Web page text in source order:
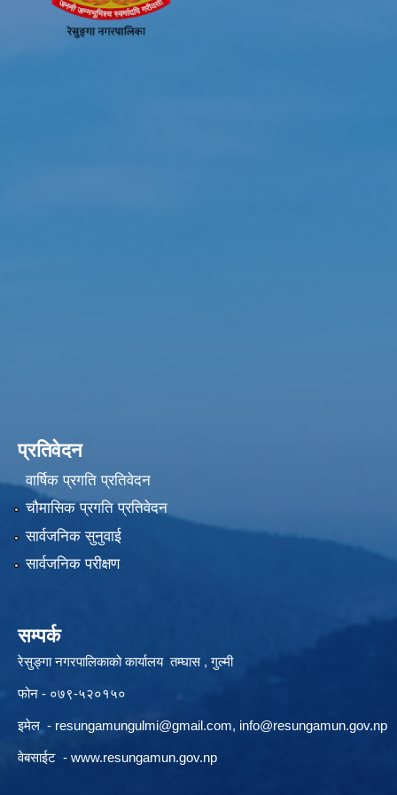
प्रतिवेदन
वार्षिक प्रगति प्रतिवेदन
चौमासिक प्रगति प्रतिवेदन
सार्वजनिक सुनुवाई
सार्वजनिक परीक्षण
सम्पर्क
रेसुङ्गा नगरपालिकाको कार्यालय तम्घास , गुल्मी
फोन - ०७९-५२०१५०
इमेल - resungamungulmi@gmail.com, info@resungamun.gov.np
वेबसाईट - www.resungamun.gov.np